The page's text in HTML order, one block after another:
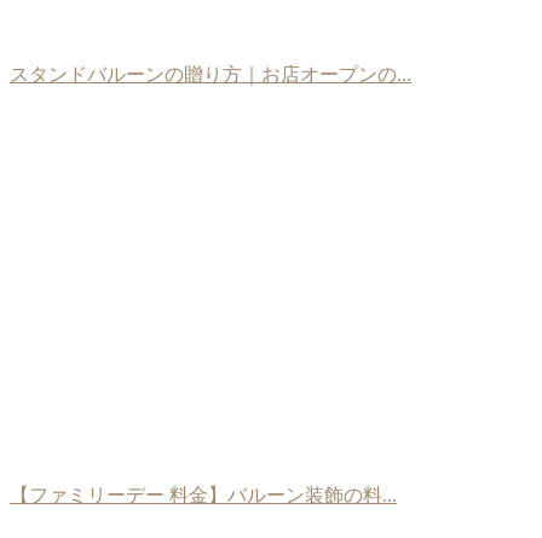
スタンドバルーンの贈り方｜お店オープンの...
【ファミリーデー 料金】バルーン装飾の料...